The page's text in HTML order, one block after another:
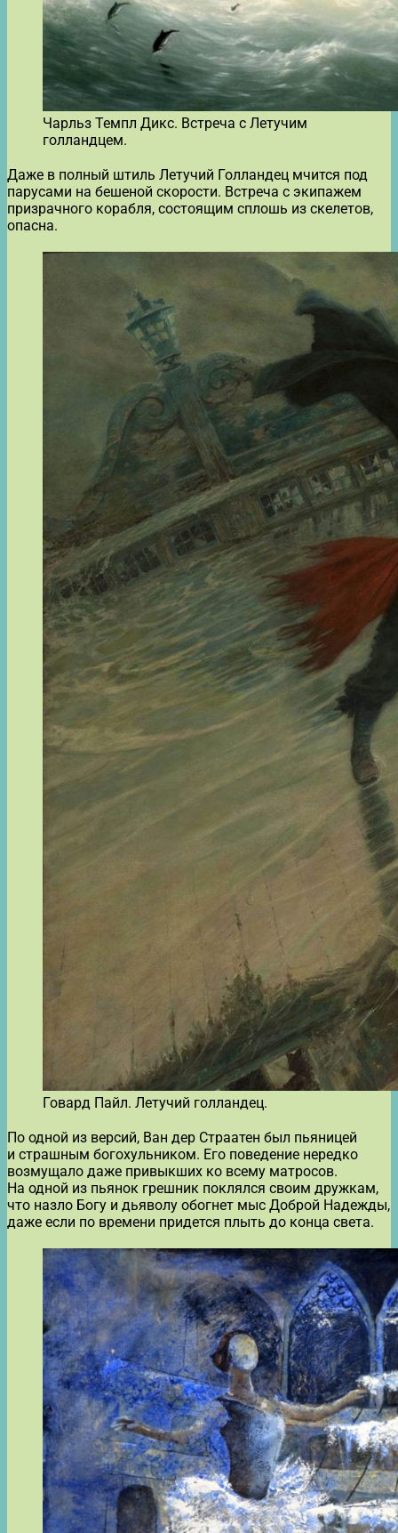
Чарльз Темпл Дикс. Встреча с Летучим
голландцем.
Даже в полный штиль Летучий Голландец мчится под
парусами на бешеной скорости. Встреча с экипажем
призрачного корабля, состоящим сплошь из скелетов,
опасна.
Говард Пайл. Летучий голландец.
По одной из версий, Ван дер Страатен был пьяницей
и страшным богохульником. Его поведение нередко
возмущало даже привыкших ко всему матросов.
На одной из пьянок грешник поклялся своим дружкам,
что назло Богу и дьяволу обогнет мыс Доброй Надежды,
даже если по времени придется плыть до конца света.